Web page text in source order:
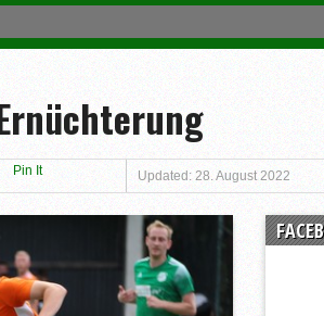
Pin It Updated: 28. August 2022